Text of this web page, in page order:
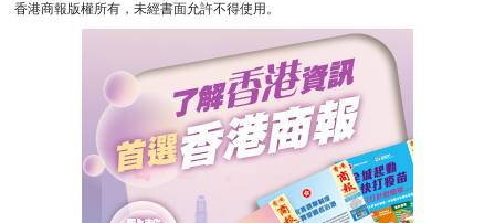
香港商報版權所有，未經書面允許不得使用。